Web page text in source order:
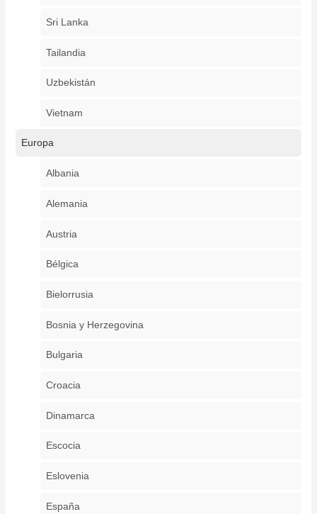
Sri Lanka
Tailandia
Uzbekistán
Vietnam
Europa
Albania
Alemania
Austria
Bélgica
Bielorrusia
Bosnia y Herzegovina
Bulgaria
Croacia
Dinamarca
Escocia
Eslovenia
España